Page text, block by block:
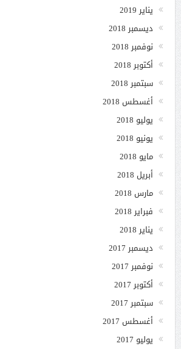
يناير 2019
ديسمبر 2018
نوفمبر 2018
أكتوبر 2018
سبتمبر 2018
أغسطس 2018
يوليو 2018
يونيو 2018
مايو 2018
أبريل 2018
مارس 2018
فبراير 2018
يناير 2018
ديسمبر 2017
نوفمبر 2017
أكتوبر 2017
سبتمبر 2017
أغسطس 2017
يوليو 2017